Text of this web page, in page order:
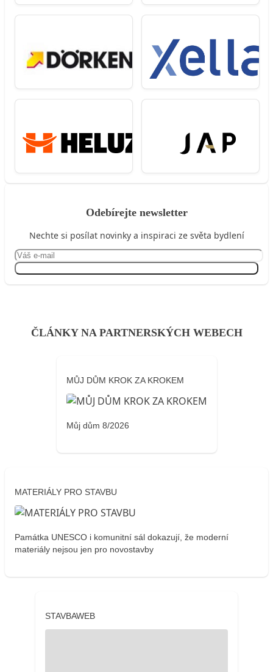
Odebírejte newsletter
Nechte si posílat novinky a inspiraci ze světa bydlení
ČLÁNKY NA PARTNERSKÝCH WEBECH
MŮJ DŮM KROK ZA KROKEM
Můj dům 8/2026
MATERIÁLY PRO STAVBU
Památka UNESCO i komunitní sál dokazují, že moderní
materiály nejsou jen pro novostavby
STAVBAWEB